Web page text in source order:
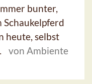
bunter,
Schaukelpferd
heute, selbst
von Ambiente